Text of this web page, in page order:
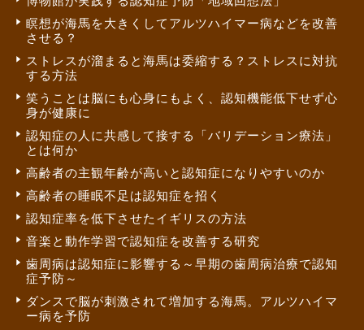
瞑想が海馬を大きくしてアルツハイマー病などを改善
させる？
ストレスが溜まると海馬は委縮する？ストレスに対抗
する方法
笑うことは脳にも心身にもよく、認知機能低下せず心
身が健康に
認知症の人に共感して接する「バリデーション療法」
とは何か
高齢者の主観年齢が高いと認知症になりやすいのか
高齢者の睡眠不足は認知症を招く
認知症率を低下させたイギリスの方法
音楽と動作学習で認知症を改善する研究
歯周病は認知症に影響する～早期の歯周病治療で認知
症予防～
ダンスで脳が刺激されて増加する海馬。アルツハイマ
ー病を予防